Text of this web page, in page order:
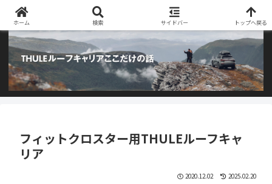
阿部商会取り扱いのTHULEルーフキャリアとアウトドア用品のブログです
フィットクロスター用THULEルーフキャ
リア
2020.12.02 2025.02.20
ホーム 検索 サイドバー トップへ戻る